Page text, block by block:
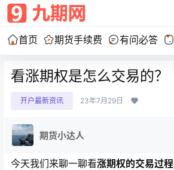
首页 期货手续费 有问必答
看涨期权是怎么交易的？
开户最新资讯 23年7月29日
期货小达人
今天我们来聊一聊看涨期权的交易过程